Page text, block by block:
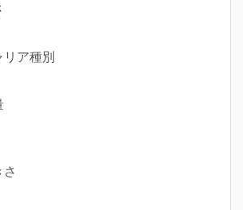
リア種別